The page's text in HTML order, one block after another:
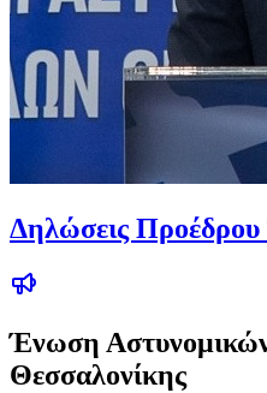
Δηλώσεις
Ένωση
Θεσσαλονίκης